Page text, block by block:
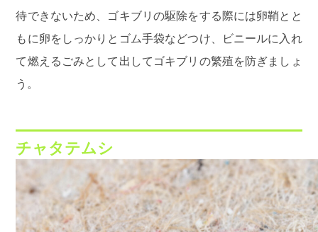
待できないため、ゴキブリの駆除をする際には卵鞘とと
もに卵をしっかりとゴム手袋などつけ、ビニールに入れ
て燃えるごみとして出してゴキブリの繁殖を防ぎましょ
う。
チャタテムシ